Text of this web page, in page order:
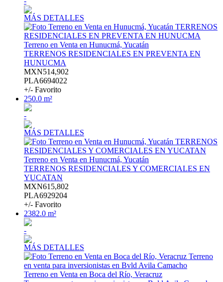
MÁS DETALLES
Terreno en Venta en Hunucmá, Yucatán
TERRENOS RESIDENCIALES EN PREVENTA EN
HUNUCMA
MXN514,902
PLA6694022
+/- Favorito
250.0 m²
-
MÁS DETALLES
Terreno en Venta en Hunucmá, Yucatán
TERRENOS RESIDENCIALES Y COMERCIALES EN
YUCATAN
MXN615,802
PLA6929204
+/- Favorito
2382.0 m²
-
MÁS DETALLES
Terreno en Venta en Boca del Río, Veracruz